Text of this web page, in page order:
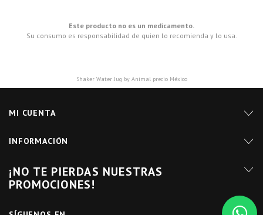
Este producto no es un medicamento.
Su consumo es responsabilidad de quien lo recomienda y lo usa.
Shaker Water Jug by Animal precio México
MI CUENTA
INFORMACIÓN
¡NO TE PIERDAS NUESTRAS
PROMOCIONES!